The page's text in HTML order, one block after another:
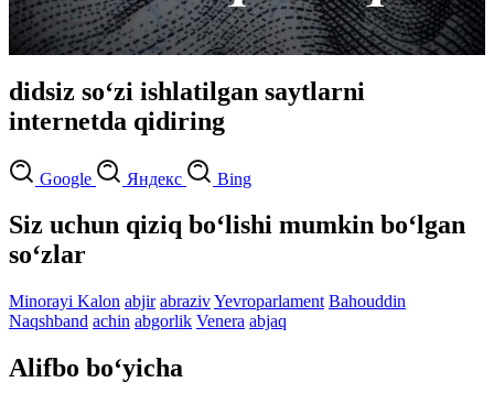
didsiz so‘zi ishlatilgan saytlarni
internetda qidiring
Google Яндекс Bing
Siz uchun qiziq bo‘lishi mumkin bo‘lgan
so‘zlar
Minorayi Kalon abjir abrazivYevroparlament Bahouddin
Naqshband achin abgorlik Venera abjaq
Alifbo bo‘yicha